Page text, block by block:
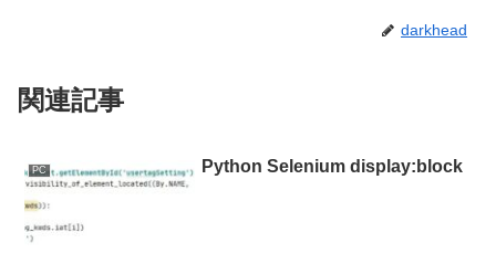
darkhead
関連記事
PC Python Selenium display:block